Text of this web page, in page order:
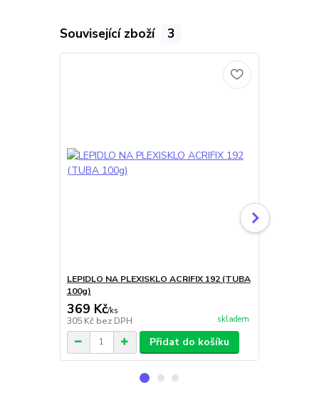
Související zboží 3
LEPIDLO NA PLEXISKLO ACRIFIX 192 (TUBA
100g)
369 Kč/ks
305 Kč bez DPH skladem
Přidat do košíku